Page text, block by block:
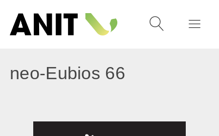
neo-Eubios 66